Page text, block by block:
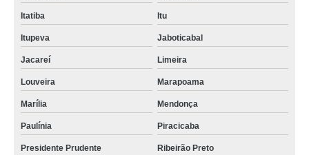
Itatiba Itu
Itupeva Jaboticabal
Jacareí Limeira
Louveira Marapoama
Marília Mendonça
Paulínia Piracicaba
Presidente Prudente Ribeirão Preto